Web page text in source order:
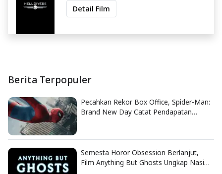
Detail Film
Berita Terpopuler
Pecahkan Rekor Box Office, Spider-Man:
Brand New Day Catat Pendapatan
Semesta Horor Obsession Berlanjut,
Film Anything But Ghosts Ungkap Nasib